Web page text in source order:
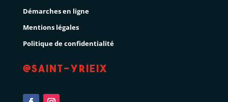
Démarches en ligne
Mentions légales
Politique de confidentialité
@Saint-Yrieix